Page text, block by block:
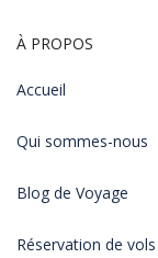
À PROPOS
Accueil
Qui sommes-nous
Blog de Voyage
Réservation de vols